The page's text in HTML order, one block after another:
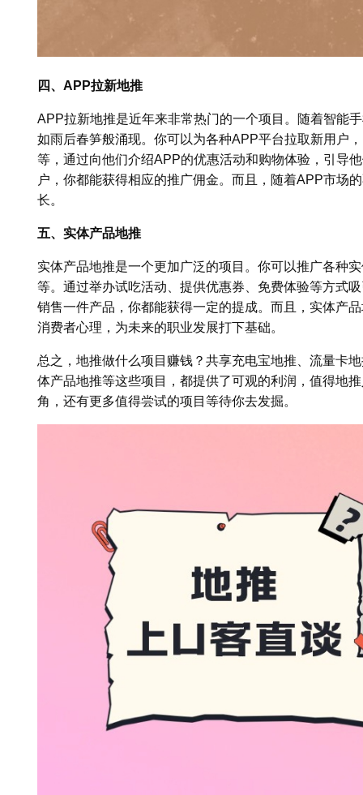
四、APP拉新地推
APP拉新地推是近年来非常热门的一个项目。随着智能
如雨后春笋般涌现。你可以为各种APP平台拉取新用户
等，通过向他们介绍APP的优惠活动和购物体验，引导
户，你都能获得相应的推广佣金。而且，随着APP市场
长。
五、实体产品地推
实体产品地推是一个更加广泛的项目。你可以推广各种
等。通过举办试吃活动、提供优惠券、免费体验等方式
销售一件产品，你都能获得一定的提成。而且，实体产
消费者心理，为未来的职业发展打下基础。
总之，地推做什么项目赚钱？共享充电宝地推、流量卡
体产品地推等这些项目，都提供了可观的利润，值得地
角，还有更多值得尝试的项目等待你去发掘。